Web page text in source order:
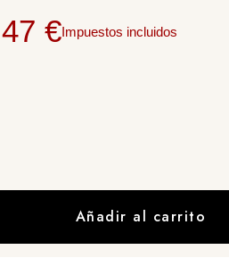
€Impuestos incluidos
Añadir al carrito